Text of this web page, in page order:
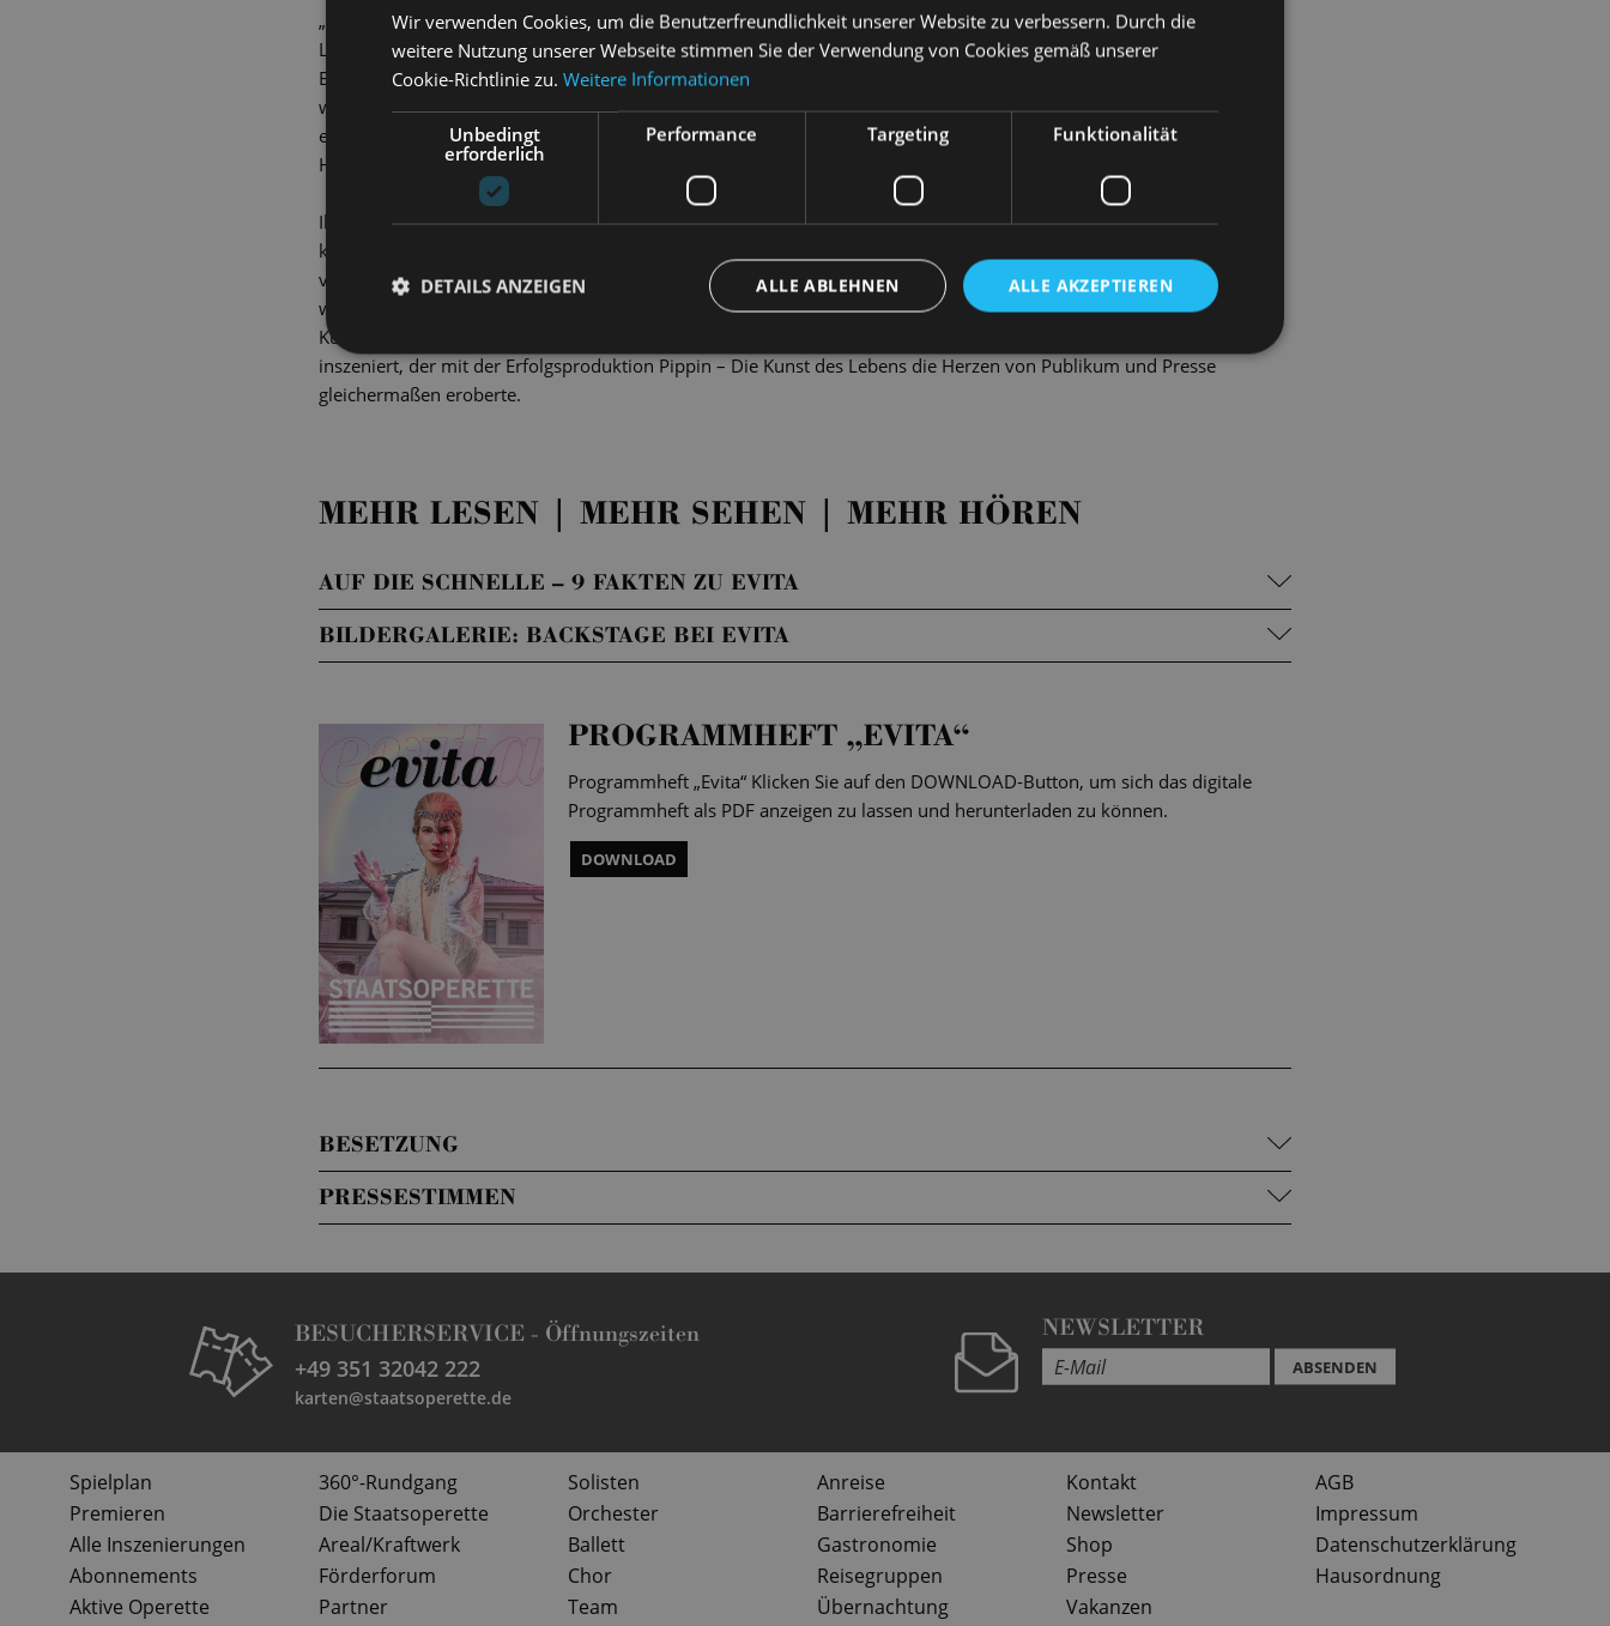
„Was für ein Zirkus!“, wundert sich der arme Schlucker Che über die Trauer, mit der Argentinien den Tod seiner First
Lady, Eva Duarte de Perón, beweint, die 1952 mit nur 33 Jahren an Krebs stirbt. Doch warum so ein Aufruhr? War
Evita nicht nur ein einfaches Mädchen aus der Vorstadt? Anderseits hat sie es bis ganz nach oben geschafft, auch
wenn einige sagen, dass nicht nur Talent ihr dabei geholfen habe. War sie eine beliebte Radiosprecherin oder doch
eine Demagogin, deren Popularität ihrem Mann die Präsidentschaft gesichert hat? Viele verehren Evita bis heute als
Heilige, die ihr Leben den Armen gewidmet hat. Für andere ist sie eine korrupte Diktatoren-Gattin.
Ihre streitbare Faszination hält bis heute an. Dazu trägt auch Andrew Lloyd Webbers Musical-Hit bei, in dem er
kunstvoll Rock, Pop, Tango und ganz große Oper miteinander verbindet. 1996 mit Madonna in der Hauptrolle
verfilmt, macht das Musical die argentinische First Lady auch international zur Ikone. Und nicht zuletzt gehört Evita
wie kaum ein anderes Musical an die Staatsoperette. Hier fand 1987 die umjubelte DDR-Erstaufführung statt, die
Kultstatus genießt. Der packende Politkrimi wird nun von Regisseur und Choreograf Simon Eichenberger neu
inszeniert, der mit der Erfolgsproduktion Pippin – Die Kunst des Lebens die Herzen von Publikum und Presse
gleichermaßen eroberte.
MEHR LESEN | MEHR SEHEN | MEHR HÖREN
AUF DIE SCHNELLE – 9 FAKTEN ZU EVITA
BILDERGALERIE: BACKSTAGE BEI EVITA
PROGRAMMHEFT „EVITA“
Programmheft „Evita“ Klicken Sie auf den DOWNLOAD-Button, um sich das digitale
Programmheft als PDF anzeigen zu lassen und herunterladen zu können.
DOWNLOAD
BESETZUNG
PRESSESTIMMEN
BESUCHERSERVICE - Öffnungszeiten
+49 351 32042 222
karten@staatsoperette.de
NEWSLETTER
ABSENDEN
Spielplan
Premieren
Alle Inszenierungen
Abonnements
Aktive Operette
360°-Rundgang
Die Staatsoperette
Areal/Kraftwerk
Förderforum
Partner
Solisten
Orchester
Ballett
Chor
Team
Anreise
Barrierefreiheit
Gastronomie
Reisegruppen
Übernachtung
Kontakt
Newsletter
Shop
Presse
Vakanzen
AGB
Impressum
Datenschutzerklärung
Hausordnung
Wir verwenden Cookies, um die Benutzerfreundlichkeit unserer Website zu verbessern. Durch die
weitere Nutzung unserer Webseite stimmen Sie der Verwendung von Cookies gemäß unserer
Cookie-Richtlinie zu. Weitere Informationen
Unbedingt
erforderlich
Performance Targeting Funktionalität
ALLE AKZEPTIEREN
ALLE ABLEHNEN
DETAILS ANZEIGEN